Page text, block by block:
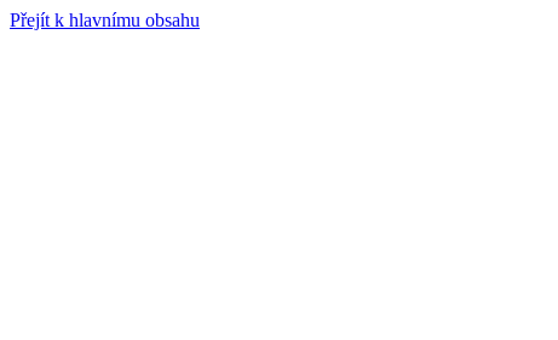
Přejít k hlavnímu obsahu